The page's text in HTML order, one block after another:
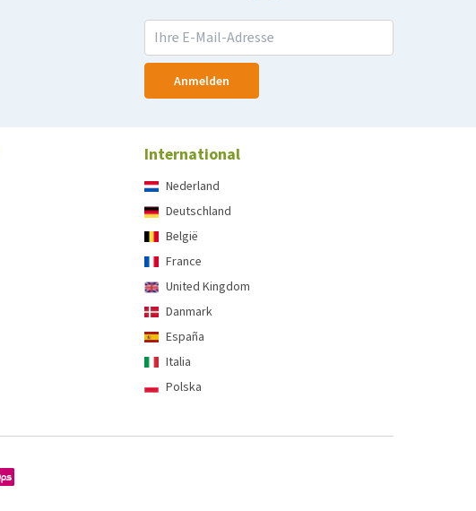
Anmelden
International
Nederland
Deutschland
België
France
United Kingdom
Danmark
España
Italia
Polska